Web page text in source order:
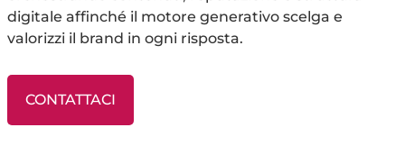
digitale affinché il motore generativo scelga e
valorizzi il brand in ogni risposta.
CONTATTACI